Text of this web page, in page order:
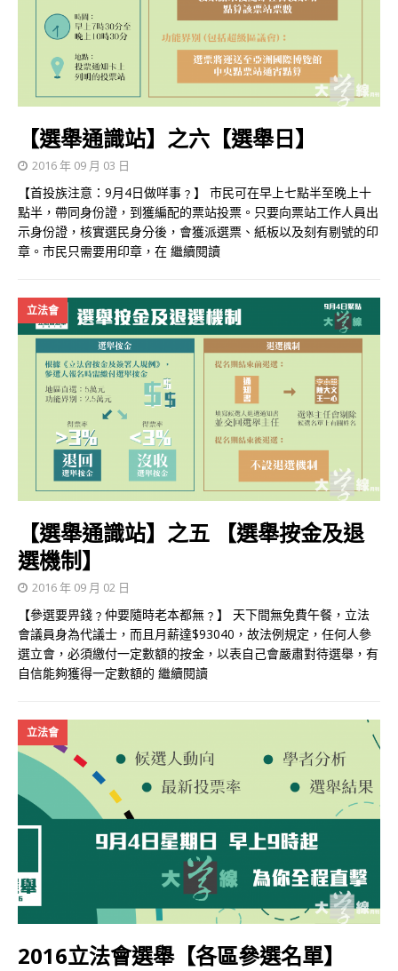
【選舉通識站】之六【選舉日】
2016 年 09 月 03 日
【首投族注意：9月4日做咩事﹖】 市民可在早上七點半至晚上十
點半，帶同身份證，到獲編配的票站投票。只要向票站工作人員出
示身份證，核實選民身分後，會獲派選票、紙板以及刻有剔號的印
章。市民只需要用印章，在 繼續閱讀
立法會
【選舉通識站】之五 【選舉按金及退
選機制】
2016 年 09 月 02 日
【參選要畀錢﹖仲要隨時老本都無﹖】 天下間無免費午餐，立法
會議員身為代議士，而且月薪達$93040，故法例規定，任何人參
選立會，必須繳付一定數額的按金，以表自己會嚴肅對待選舉，有
自信能夠獲得一定數額的 繼續閱讀
立法會
2016立法會選舉【各區參選名單】